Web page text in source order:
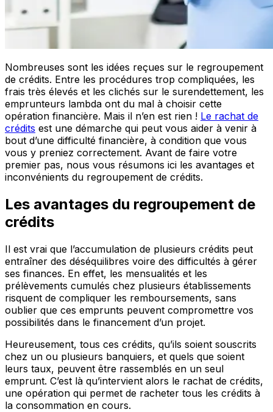
Nombreuses sont les idées reçues sur le regroupement
de crédits. Entre les procédures trop compliquées, les
frais très élevés et les clichés sur le surendettement, les
emprunteurs lambda ont du mal à choisir cette
opération financière. Mais il n’en est rien ! Le rachat de
crédits est une démarche qui peut vous aider à venir à
bout d’une difficulté financière, à condition que vous
vous y preniez correctement. Avant de faire votre
premier pas, nous vous résumons ici les avantages et
inconvénients du regroupement de crédits.
Les avantages du regroupement de
crédits
Il est vrai que l’accumulation de plusieurs crédits peut
entraîner des déséquilibres voire des difficultés à gérer
ses finances. En effet, les mensualités et les
prélèvements cumulés chez plusieurs établissements
risquent de compliquer les remboursements, sans
oublier que ces emprunts peuvent compromettre vos
possibilités dans le financement d’un projet.
Heureusement, tous ces crédits, qu’ils soient souscrits
chez un ou plusieurs banquiers, et quels que soient
leurs taux, peuvent être rassemblés en un seul
emprunt. C’est là qu’intervient alors le rachat de crédits,
une opération qui permet de racheter tous les crédits à
la consommation en cours.